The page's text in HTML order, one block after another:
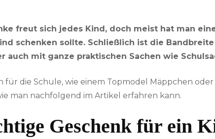
freut sich jedes Kind, doch meist hat man
schenken sollte. Schließlich ist die
auch mit ganze praktischen Sachen wie
für die Schule, wie einem Topmodel Mäppchen
man nachfolgend im Artikel erfahren kann.
Geschenk für ein